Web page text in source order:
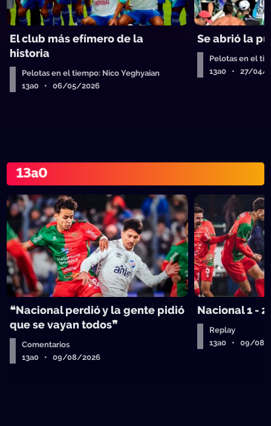
El club más efímero de la
historia
Pelotas en el tiempo: Nico Yeghyaian
13a0 • 06/05/2026
Se abrió la
Pelotas en el
13a0 • 27/04/
13a0
❝Nacional perdió y la gente pidió
que se vayan todos❞
Comentarios
13a0 • 09/08/2026
Nacional 1 -
Replay
13a0 • 09/08/